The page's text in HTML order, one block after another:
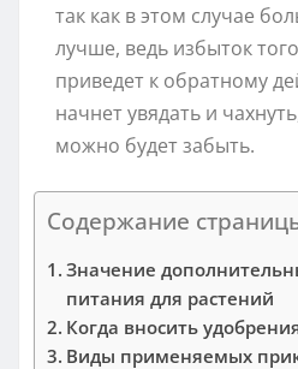
так как в этом случае
лучше, ведь избыток
приведет к обратному
начнет увядать и
можно будет забыть.
Содержание
Значение
питания для растений
Когда вносить
Виды применяемых